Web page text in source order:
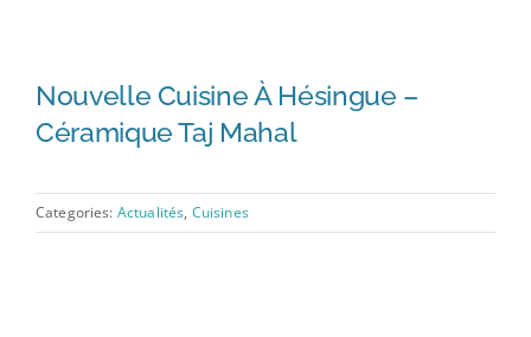
Nouvelle Cuisine À Hésingue –
Céramique Taj Mahal
Categories: Actualités, Cuisines